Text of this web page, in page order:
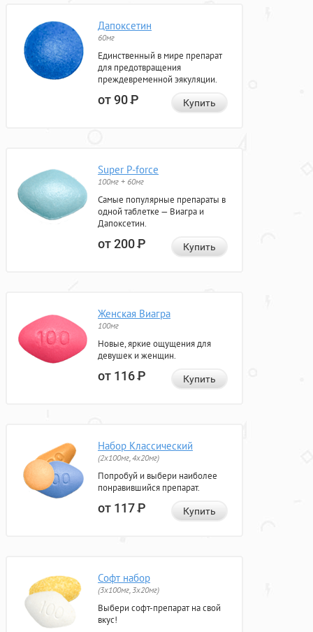
Дапоксетин
60мг
Единственный в мире препарат
для предотвращения
преждевременной эякуляции.
от 90Р Купить
Super P-force
100мг + 60мг
Самые популярные препараты в
одной таблетке — Виагра и
Дапоксетин.
от 200Р Купить
Женская Виагра
100мг
Новые, яркие ощущения для
девушек и женщин.
от 116Р Купить
Набор Классический
(2x100мг, 4x20мг)
Попробуй и выбери наиболее
понравившийся препарат.
от 117Р Купить
Софт набор
(3x100мг, 3x20мг)
Выбери софт-препарат на свой
вкус!